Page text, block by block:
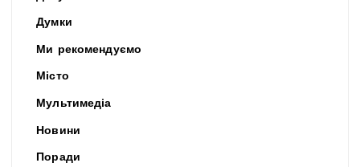
Думки
Ми рекомендуємо
Місто
Мультимедіа
Новини
Поради